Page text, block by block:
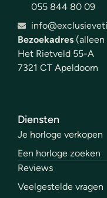
055 844 80 09
Bezoekadres (alleen
Het Rietveld 55-A
7321 CT Apeldoorn
Diensten
Je horloge verkopen
Een horloge zoeken
Reviews
Veelgestelde vragen